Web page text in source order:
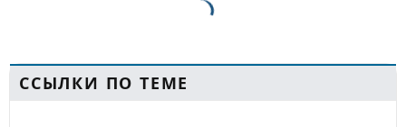
ССЫЛКИ ПО ТЕМЕ